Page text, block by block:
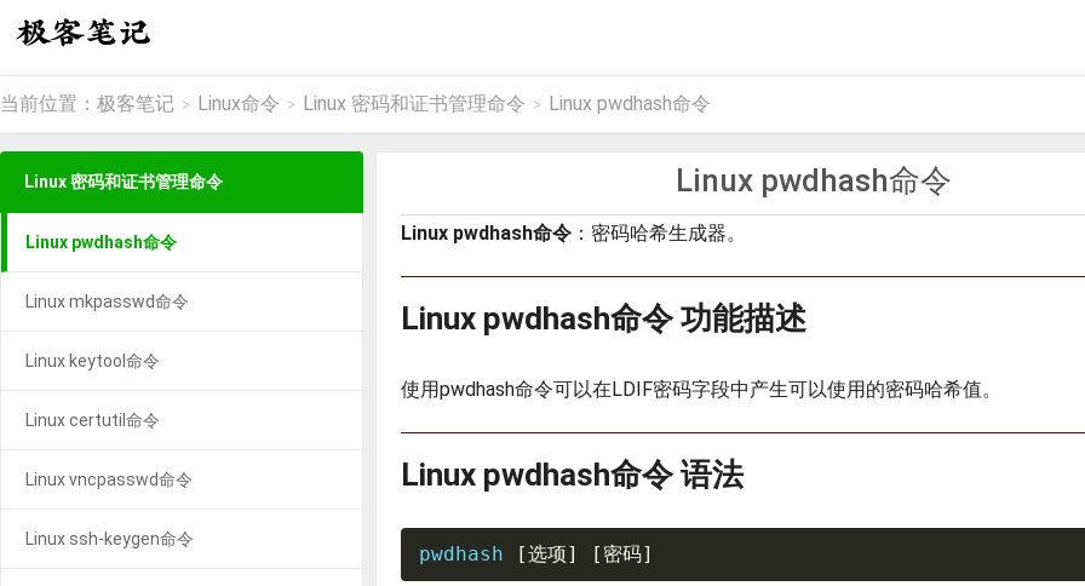
当前位置： 极客笔记 > Linux命令 > Linux 密码和证书管理命令 > Linux pwdhash命令
Linux pwdhash命令
Linux pwdhash命令 ：密码哈希生成器。
Linux pwdhash命令 功能描述
使用pwdhash命令可以在LDIF密码字段中产生可以使用的密码哈希值。
Linux pwdhash命令 语法
pwdhash [选项] [ 密码]
Linux 密码和证书管理命令
Linux pwdhash命令
Linux mkpasswd命令
Linux keytool命令
Linux certutil命令
Linux vncpasswd命令
Linux ssh-keygen命令